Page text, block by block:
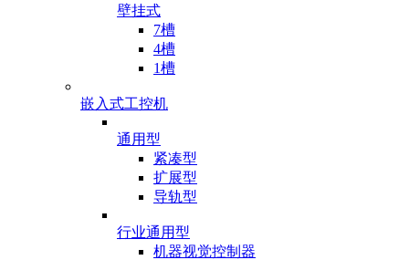
壁挂式
7槽
4槽
1槽
嵌入式工控机
通用型
紧凑型
扩展型
导轨型
行业通用型
机器视觉控制器